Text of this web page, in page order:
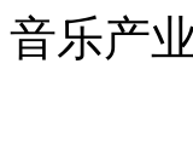
音乐产